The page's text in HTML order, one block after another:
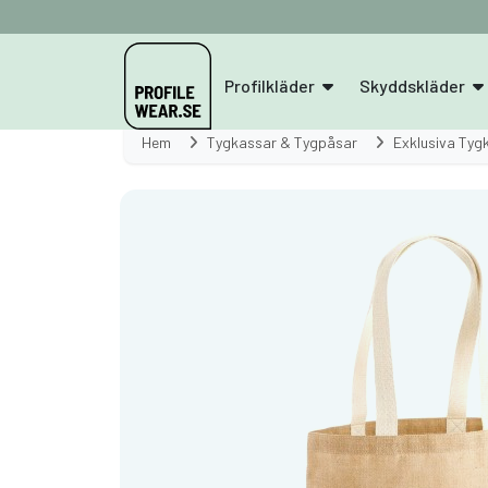
Profilkläder Skyddskläder
Hem Tygkassar & Tygpåsar Exklusiva